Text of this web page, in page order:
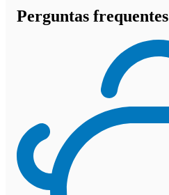
Perguntas frequentes